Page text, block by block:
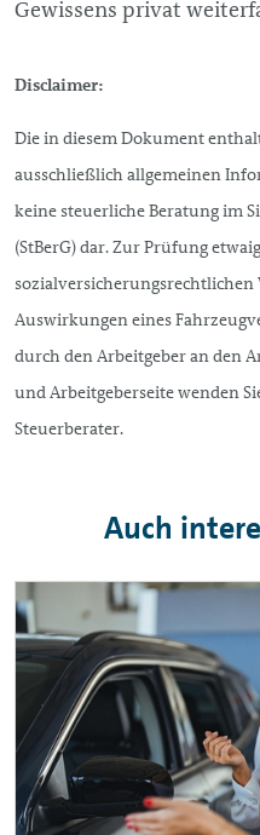
Gewissens privat
Disclaimer:
Die in diesem Dokument
ausschließlich allgemeinen
keine steuerliche Beratung im
(StBerG) dar. Zur Prüfung
sozialversicherungsrechtlichen
Auswirkungen eines
durch den Arbeitgeber an den
und Arbeitgeberseite wenden
Steuerberater.
Auch